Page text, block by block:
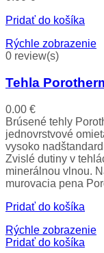
Pridať do košíka
Rýchle zobrazenie
0 review(s)
Tehla
0.00 €
Brúsené tehly
jednovrstvové
vysoko
Zvislé dutiny v
minerálnou vlnou.
murovacia pena
Pridať do košíka
Rýchle zobrazenie
Pridať do košíka